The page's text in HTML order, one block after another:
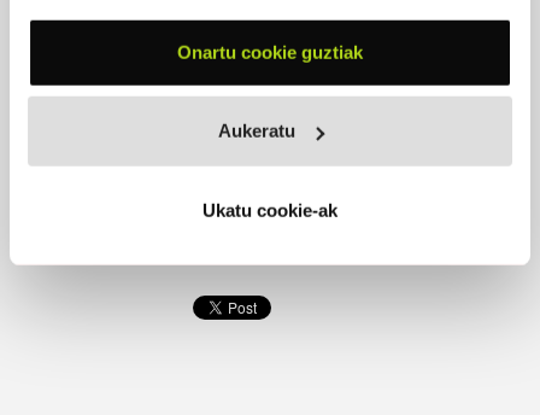
Onartu cookie guztiak
Aukeratu
Ukatu cookie-ak
Egilea editore
PARTAIDEAK
, baxua, ahotsa
, bateria
Ion Brakamonte, gitarra